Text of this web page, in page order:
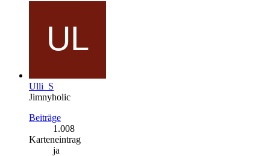
Ulli_S
Jimnyholic
Beiträge
1.008
Karteneintrag
ja